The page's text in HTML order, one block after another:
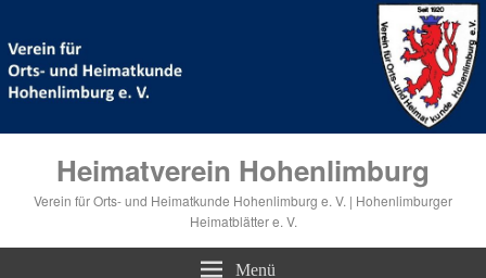
Heimatverein Hohenlimburg
Verein für Orts- und Heimatkunde Hohenlimburg e. V. | Hohenlimburger
Heimatblätter e. V.
Menü